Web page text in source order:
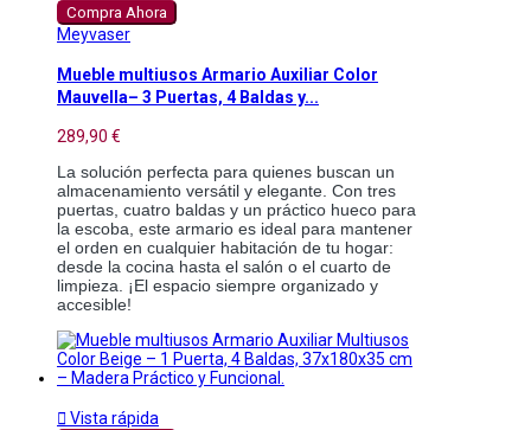
Compra Ahora
Meyvaser
Mueble multiusos Armario Auxiliar Color
Mauvella– 3 Puertas, 4 Baldas y...
289,90 €
La solución perfecta para quienes buscan un
almacenamiento versátil y elegante. Con tres
puertas, cuatro baldas y un práctico hueco para
la escoba, este armario es ideal para mantener
el orden en cualquier habitación de tu hogar:
desde la cocina hasta el salón o el cuarto de
limpieza. ¡El espacio siempre organizado y
accesible!
 Vista rápida